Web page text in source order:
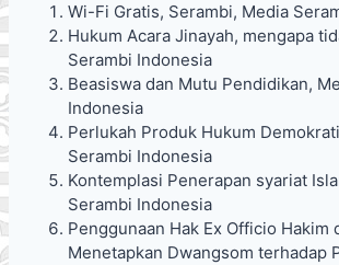
Wi-Fi Gratis, Serambi, Media
Hukum Acara Jinayah, mengapa
Serambi Indonesia
Beasiswa dan Mutu Pendidikan,
Indonesia
Perlukah Produk Hukum
Serambi Indonesia
Kontemplasi Penerapan syariat
Serambi Indonesia
Penggunaan Hak Ex Officio Hakim
Menetapkan Dwangsom terhadap